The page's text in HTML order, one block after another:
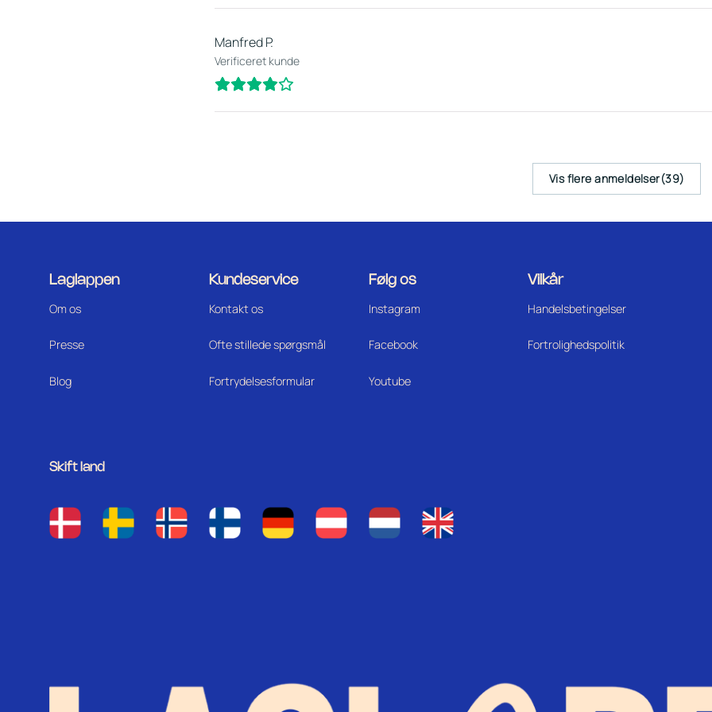
Manfred P.
Verificeret kunde
Vis flere anmeldelser(39)
Laglappen
Om os
Presse
Blog
Kundeservice
Kontakt os
Ofte stillede spørgsmål
Fortrydelsesformular
Følg os
Instagram
Facebook
Youtube
Vilkår
Handelsbetingelser
Fortrolighedspolitik
Skift land